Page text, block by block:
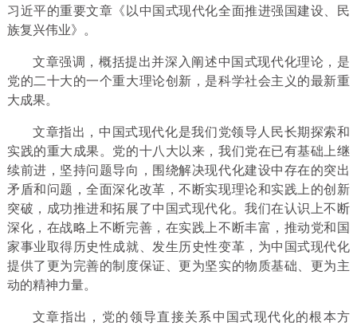
习近平的重要文章《以中国式现代化全面推进强国建设、民
族复兴伟业》。
文章强调，概括提出并深入阐述中国式现代化理论，是
党的二十大的一个重大理论创新，是科学社会主义的最新重
大成果。
文章指出，中国式现代化是我们党领导人民长期探索和
实践的重大成果。党的十八大以来，我们党在已有基础上继
续前进，坚持问题导向，围绕解决现代化建设中存在的突出
矛盾和问题，全面深化改革，不断实现理论和实践上的创新
突破，成功推进和拓展了中国式现代化。我们在认识上不断
深化，在战略上不断完善，在实践上不断丰富，推动党和国
家事业取得历史性成就、发生历史性变革，为中国式现代化
提供了更为完善的制度保证、更为坚实的物质基础、更为主
动的精神力量。
文章指出，党的领导直接关系中国式现代化的根本方